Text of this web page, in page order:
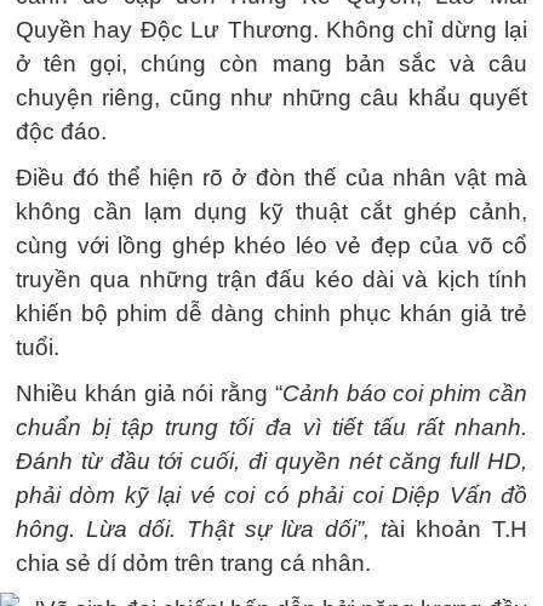
Quyền hay Độc Lư Thương. Không chỉ dừng lại
ở tên gọi, chúng còn mang bản sắc và câu
chuyện riêng, cũng như những câu khẩu quyết
độc đáo.
Điều đó thể hiện rõ ở đòn thế của nhân vật mà
không cần lạm dụng kỹ thuật cắt ghép cảnh,
cùng với lồng ghép khéo léo vẻ đẹp của võ cổ
truyền qua những trận đấu kéo dài và kịch tính
khiến bộ phim dễ dàng chinh phục khán giả trẻ
tuổi.
Nhiều khán giả nói rằng “Cảnh báo coi phim cần
chuẩn bị tập trung tối đa vì tiết tấu rất nhanh.
Đánh từ đầu tới cuối, đi quyền nét căng full HD,
phải dòm kỹ lại vé coi có phải coi Diệp Vấn đồ
hông. Lừa dối. Thật sự lừa dối”, tài khoản T.H
chia sẻ dí dỏm trên trang cá nhân.